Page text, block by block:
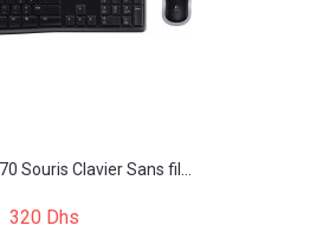
Souris Clavier Sans fil...
320 Dhs